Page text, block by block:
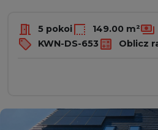
5 pokoi 149.00 m²
KWN-DS-653 Oblicz